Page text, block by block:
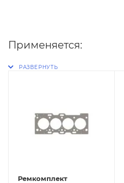
Применяется:
Ремкомплект